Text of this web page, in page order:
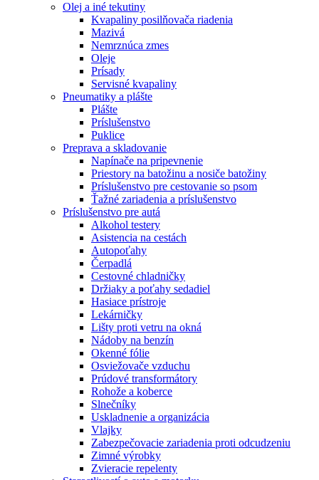
Olej a iné tekutiny
Kvapaliny posilňovača riadenia
Mazivá
Nemrznúca zmes
Oleje
Prísady
Servisné kvapaliny
Pneumatiky a plášte
Plášte
Príslušenstvo
Puklice
Preprava a skladovanie
Napínače na pripevnenie
Priestory na batožinu a nosiče batožiny
Príslušenstvo pre cestovanie so psom
Ťažné zariadenia a príslušenstvo
Príslušenstvo pre autá
Alkohol testery
Asistencia na cestách
Autopoťahy
Čerpadlá
Cestovné chladničky
Držiaky a poťahy sedadiel
Hasiace prístroje
Lekárničky
Lišty proti vetru na okná
Nádoby na benzín
Okenné fólie
Osviežovače vzduchu
Prúdové transformátory
Rohože a koberce
Slnečníky
Uskladnenie a organizácia
Vlajky
Zabezpečovacie zariadenia proti odcudzeniu
Zimné výrobky
Zvieracie repelenty